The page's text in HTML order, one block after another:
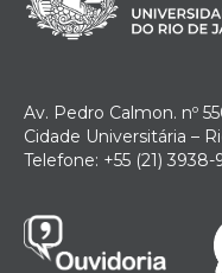
Av. Pedro Calmon. nº
Cidade Universitária –
Telefone: +55 (21)